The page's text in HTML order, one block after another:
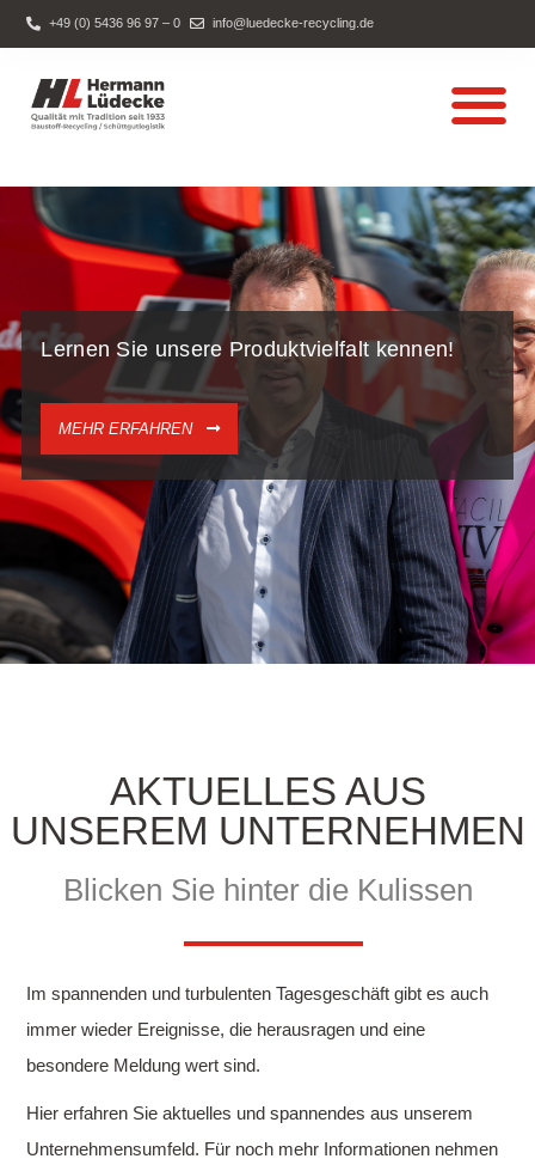
+49 (0) 5436 96 97 – 0 info@luedecke-recycling.de
Lernen Sie unsere Produktvielfalt kennen!
MEHR ERFAHREN
AKTUELLES AUS
UNSEREM UNTERNEHMEN
Blicken Sie hinter die Kulissen
Im spannenden und turbulenten Tagesgeschäft gibt es auch
immer wieder Ereignisse, die herausragen und eine
besondere Meldung wert sind.
Hier erfahren Sie aktuelles und spannendes aus unserem
Unternehmens­umfeld. Für noch mehr Informationen nehmen